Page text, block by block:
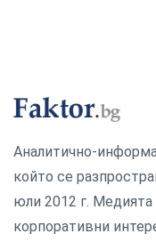
Аналитично-
който се
юли 2012 г. Медията
корпоративни